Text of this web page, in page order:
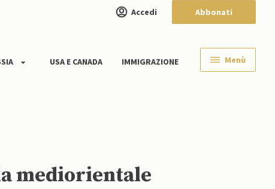
Accedi Abbonati
USA E CANADA IMMIGRAZIONE Menù
mediorientale